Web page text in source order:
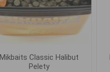
Mikbaits Classic Halibut
Pelety